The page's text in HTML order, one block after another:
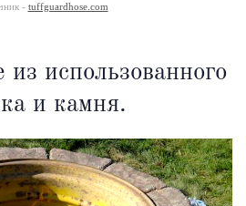
- tuffguardhose.com
использованного
и камня.